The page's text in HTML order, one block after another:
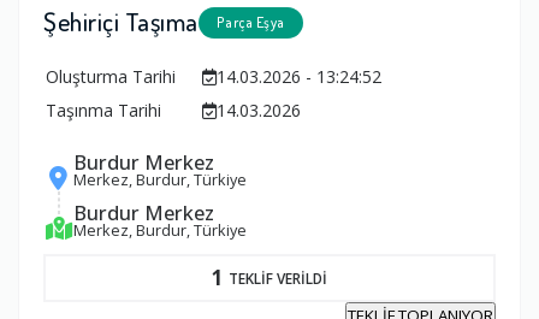
Şehiriçi Taşıma Parça Eşya
Oluşturma Tarihi
14.03.2026 - 13:24:52
Taşınma Tarihi
14.03.2026
Burdur Merkez
Merkez, Burdur, Türkiye
Burdur Merkez
Merkez, Burdur, Türkiye
1 TEKLİF VERİLDİ